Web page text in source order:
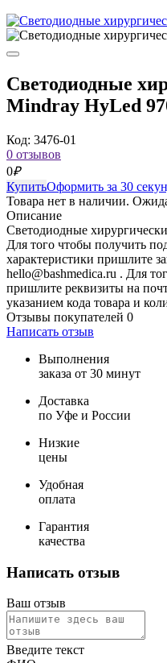
Светодиодные
Mindray HyLed
Код: 3476-01
0 отзывов
0₽
КупитьОформить за 30
Товара нет в наличии.
Описание
Светодиодные
Для того чтобы получить
характеристики пришлите
hello@bashmedica.ru . Для
пришлите реквизиты на
указанием кода товара и
Отзывы покупателей 0
Написать отзыв
Выполнения
заказа от 30 минут
Доставка
по Уфе и России
Низкие
цены
Удобная
оплата
Гарантия
качества
Написать отзыв
Ваш отзыв
Введите текст